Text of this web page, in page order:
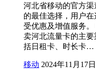
河北省移动的官方
的最佳选择，用户
受优惠及增值服务
卖河北流量卡的主
括日租卡、时长卡…
移动 2024年11月17日